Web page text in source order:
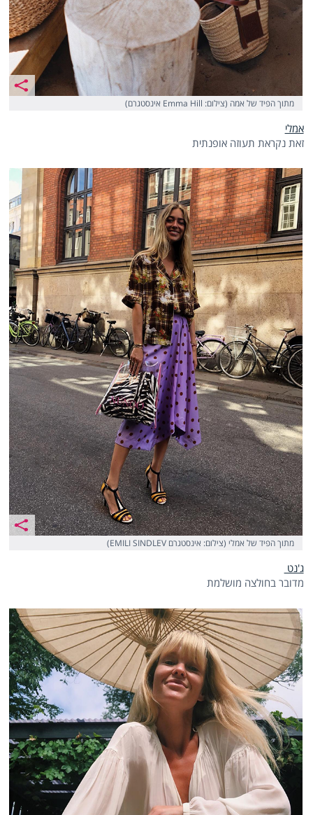
מתוך הפיד של אמה (צילום: Emma Hill אינסטגרם)
אמלי
זאת נקראת תעוזה אופנתית
מתוך הפיד של אמלי (צילום: אינסטגרם EMILI SINDLEV)
ג'נט
מדובר בחולצה מושלמת